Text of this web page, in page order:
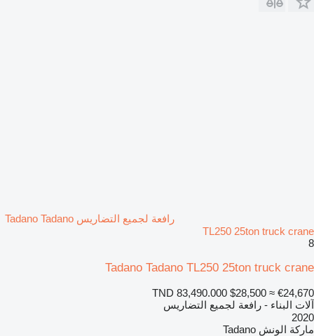
رافعة لجميع التضاريس Tadano Tadano
TL250 25ton truck crane
8
Tadano Tadano TL250 25ton truck crane
TND 83,490.000 $28,500 ≈ €24,670
آلات البناء - رافعة لجميع التضاريس
2020
ماركة الونش Tadano